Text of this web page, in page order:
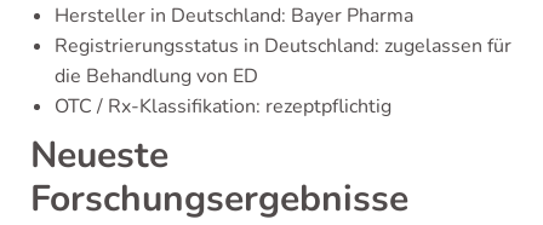
Hersteller in Deutschland: Bayer Pharma
Registrierungsstatus in Deutschland: zugelassen für
die Behandlung von ED
OTC / Rx-Klassifikation: rezeptpflichtig
Neueste
Forschungsergebnisse